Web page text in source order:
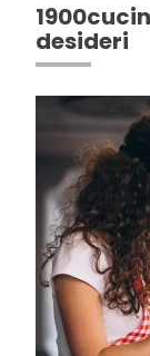
desideri